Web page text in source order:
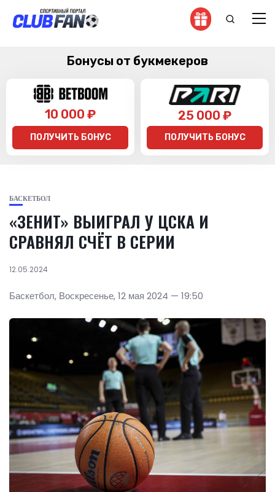
Бонусы от букмекеров
10 000 ₽
ПОЛУЧИТЬ БОНУС
25 000 ₽
ПОЛУЧИТЬ БОНУС
БАСКЕТБОЛ
«ЗЕНИТ» ВЫИГРАЛ У ЦСКА И
СРАВНЯЛ СЧЁТ В СЕРИИ
12.05.2024
Баскетбол, Воскресенье, 12 мая 2024 — 19:50